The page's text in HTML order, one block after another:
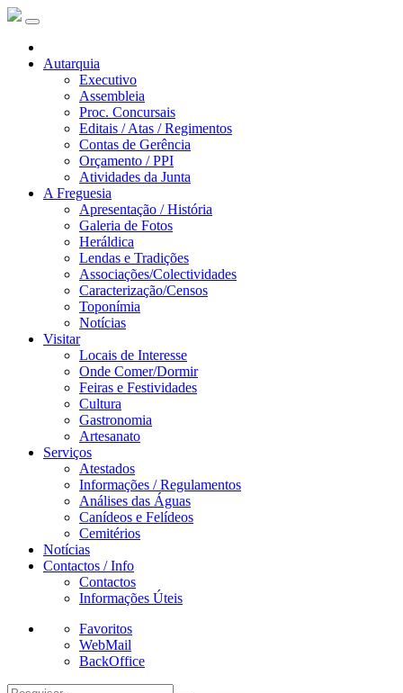
Autarquia
Executivo
Assembleia
Proc. Concursais
Editais / Atas / Regimentos
Contas de Gerência
Orçamento / PPI
Atividades da Junta
A Freguesia
Apresentação / História
Galeria de Fotos
Heráldica
Lendas e Tradições
Associações/Colectividades
Caracterização/Censos
Toponímia
Notícias
Visitar
Locais de Interesse
Onde Comer/Dormir
Feiras e Festividades
Cultura
Gastronomia
Artesanato
Serviços
Atestados
Informações / Regulamentos
Análises das Águas
Canídeos e Felídeos
Cemitérios
Notícias
Contactos / Info
Contactos
Informações Úteis
Favoritos
WebMail
BackOffice